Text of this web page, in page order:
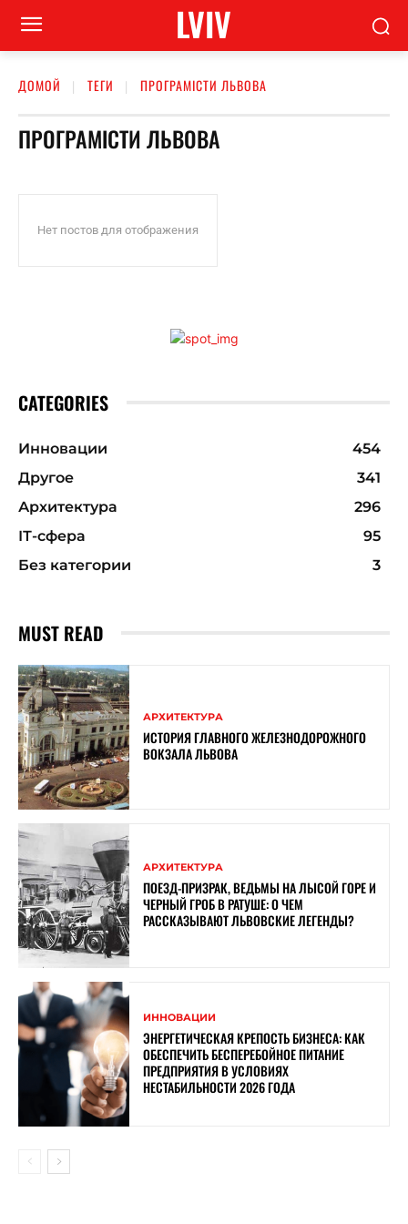
LVIV
ДОМОЙ ТЕГИ ПРОГРАМІСТИ ЛЬВОВА
ПРОГРАМІСТИ ЛЬВОВА
Нет постов для отображения
CATEGORIES
Инновации
454
Другое
341
Архитектура
296
ІТ-сфера
95
Без категории
3
MUST READ
АРХИТЕКТУРА
ИСТОРИЯ ГЛАВНОГО ЖЕЛЕЗНОДОРОЖНОГО
ВОКЗАЛА ЛЬВОВА
АРХИТЕКТУРА
ПОЕЗД-ПРИЗРАК, ВЕДЬМЫ НА ЛЫСОЙ ГОРЕ И
ЧЕРНЫЙ ГРОБ В РАТУШЕ: О ЧЕМ
РАССКАЗЫВАЮТ ЛЬВОВСКИЕ ЛЕГЕНДЫ?
ИННОВАЦИИ
ЭНЕРГЕТИЧЕСКАЯ КРЕПОСТЬ БИЗНЕСА: КАК
ОБЕСПЕЧИТЬ БЕСПЕРЕБОЙНОЕ ПИТАНИЕ
ПРЕДПРИЯТИЯ В УСЛОВИЯХ
НЕСТАБИЛЬНОСТИ 2026 ГОДА